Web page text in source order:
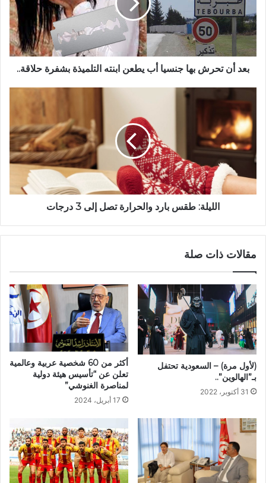
بعد أن تحرش بها جنسيا أب يطعن ابنته التلميذة بشفرة حلاقة..
الليلة: طقس بارد والحرارة تصل إلى 3 درجات
مقالات ذات صلة
(لأول مرة) – السعودية تحتفل
بـ”الهالوين”..
31 أكتوبر، 2022
أكثر من 60 شخصية عربية وعالمية
تعلن عن “تأسيس هيئة دولية
لمناصرة الغنوشي”
17 أبريل، 2024